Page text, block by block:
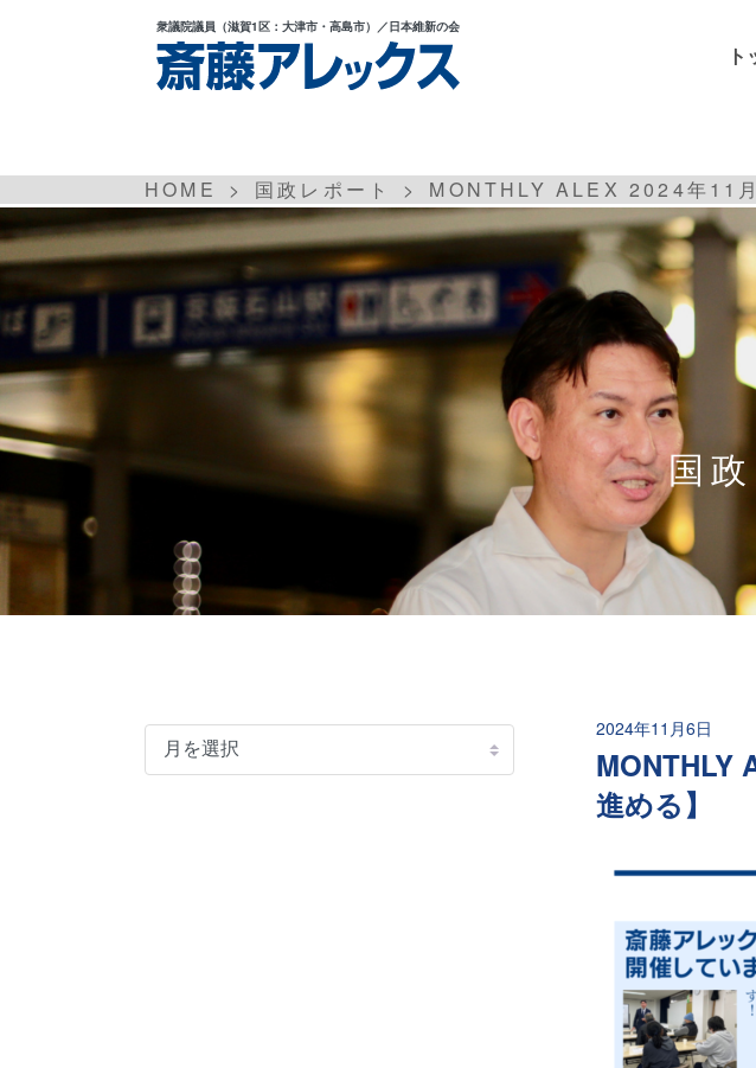
衆議院議員 （滋賀1区：大津市・高島市） ／日本維新の会
ト
国
HOME 国政レポート MONTHLY ALEX 2024年11月
2024年11月6日
MONTHLY
進める】